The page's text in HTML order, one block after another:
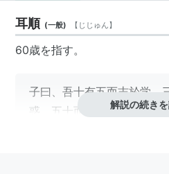
耳順 (一般) 【 じじゅん】
60歳を指す。
子曰、吾十有五而志於学。
惑。五十而知天命。六十而
解説の続き